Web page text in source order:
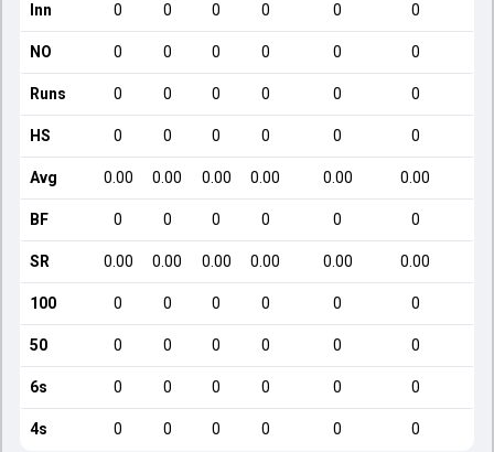
Inn 0 0 0 0 0 0
NO 0 0 0 0 0 0
Runs 0 0 0 0 0 0
HS 0 0 0 0 0 0
Avg 0.00 0.00 0.00 0.00 0.00 0.00
BF 0 0 0 0 0 0
SR 0.00 0.00 0.00 0.00 0.00 0.00
100 0 0 0 0 0 0
50 0 0 0 0 0 0
6s 0 0 0 0 0 0
4s 0 0 0 0 0 0